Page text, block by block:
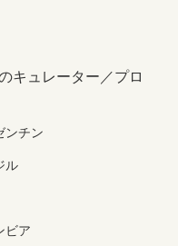
キュレーター／プロ
ンチン
ル
ビア